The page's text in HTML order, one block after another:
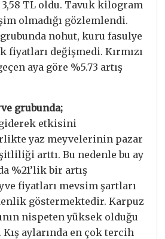
3,58 TL oldu. Tavuk kilogram
olmadığı gözlemlendi.
nohut, kuru fasulye
fiyatları değişmedi. Kırmızı
aya göre %5.73 artış
grubunda;
etkisini
yaz meyvelerinin pazar
arttı. Bu nedenle bu ay
%21’lik bir artış
fiyatları mevsim şartları
göstermektedir. Karpuz
nispeten yüksek olduğu
aylarında en çok tercih